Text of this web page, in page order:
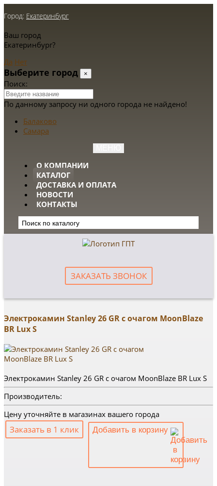
Город: Екатеринбург
Ваш город
Екатеринбург?
Да Нет
Выберите город ×
Поиск:
По данному запросу ни одного города не найдено!
Балаково
Самара
О КОМПАНИИ
КАТАЛОГ
ДОСТАВКА И ОПЛАТА
НОВОСТИ
КОНТАКТЫ
ЗАКАЗАТЬ ЗВОНОК
Электрокамин Stanley 26 GR с очагом MoonBlaze
BR Lux S
Электрокамин Stanley 26 GR с очагом MoonBlaze BR Lux S
Производитель:
Цену уточняйте в магазинах вашего города
Заказать в 1 клик Добавить в корзину